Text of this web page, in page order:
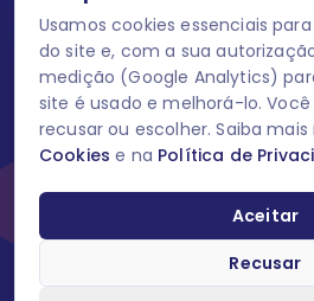
Usamos cookies essenciais
do site e, com a sua
medição (Google Analytics)
site é usado e melhorá-lo.
recusar ou escolher. Saiba mais
Cookies e na Política de
Aceitar
Recusar
Se estiver no programa semprecuidando,
reação adversa com os produtos Servier.
informações para o público leigo e para
do Brasil habilitados a prescrever
202606-00013 / Agosto 2026.
O laboratório Servier do Brasil respeita
dados pessoais você pode fazê-lo a
em contato através do site
fale conosco.